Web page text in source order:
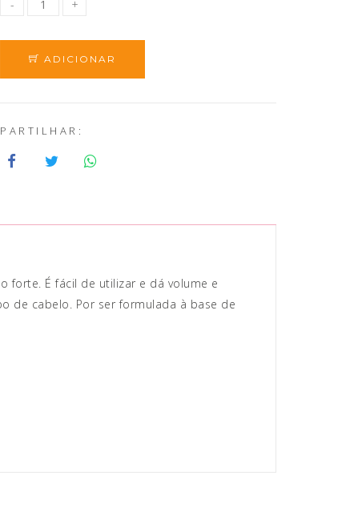
ADICIONAR
PARTILHAR:
forte. É fácil de utilizar e dá volume e
de cabelo. Por ser formulada à base de